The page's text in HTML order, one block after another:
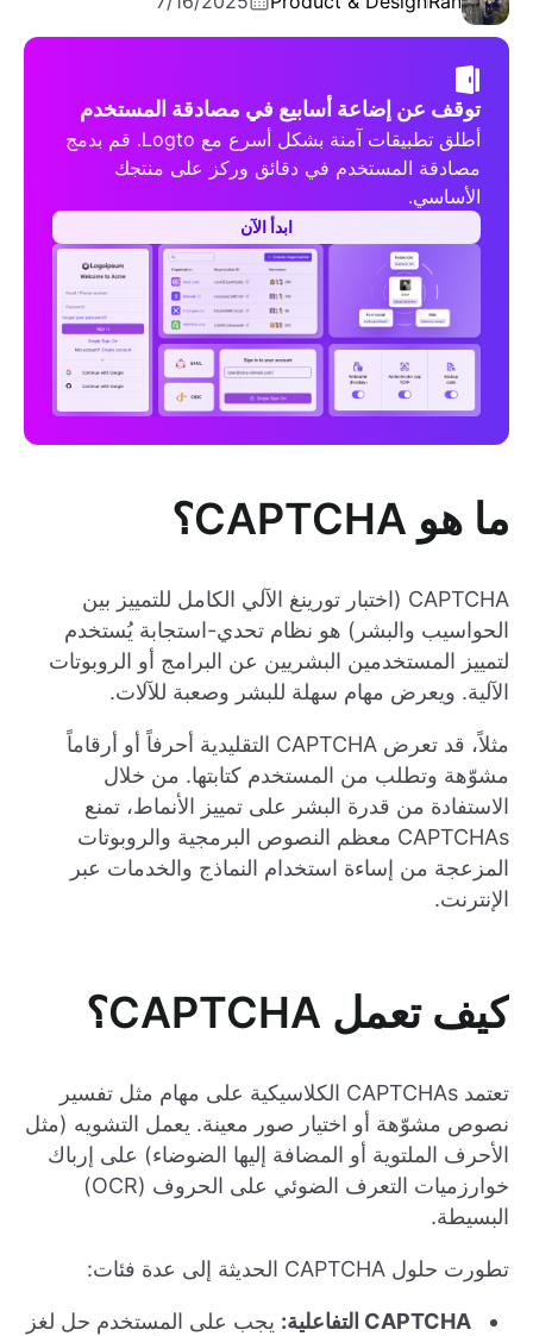
توقف عن إضاعة أسابيع في مصادقة المستخدم
أطلق تطبيقات آمنة بشكل أسرع مع Logto. قم بدمج
مصادقة المستخدم في دقائق وركز على منتجك
الأساسي.
ابدأ الآن
ما هو CAPTCHA؟
CAPTCHA (اختبار تورينغ الآلي الكامل للتمييز بين
الحواسيب والبشر) هو نظام تحدي-استجابة يُستخدم
لتمييز المستخدمين البشريين عن البرامج أو الروبوتات
الآلية. ويعرض مهام سهلة للبشر وصعبة للآلات.
مثلاً، قد تعرض CAPTCHA التقليدية أحرفاً أو أرقاماً
مشوّهة وتطلب من المستخدم كتابتها. من خلال
الاستفادة من قدرة البشر على تمييز الأنماط، تمنع
CAPTCHAs معظم النصوص البرمجية والروبوتات
المزعجة من إساءة استخدام النماذج والخدمات عبر
الإنترنت.
كيف تعمل CAPTCHA؟
تعتمد CAPTCHAs الكلاسيكية على مهام مثل تفسير
نصوص مشوّهة أو اختيار صور معينة. يعمل التشويه (مثل
الأحرف الملتوية أو المضافة إليها الضوضاء) على إرباك
خوارزميات التعرف الضوئي على الحروف (OCR)
البسيطة.
تطورت حلول CAPTCHA الحديثة إلى عدة فئات:
CAPTCHA التفاعلية:
يجب على المستخدم حل لغز